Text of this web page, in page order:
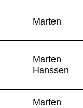
Marten
Marten
Hanssen
Marten